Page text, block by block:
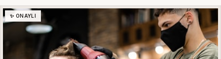
✨ ONAYLI